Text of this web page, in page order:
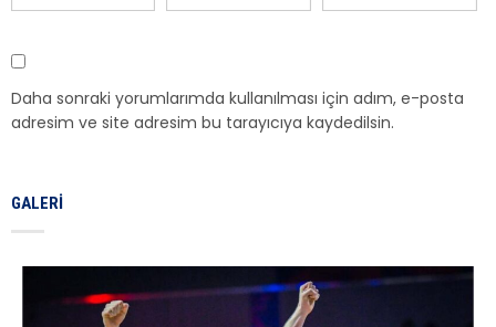
Daha sonraki yorumlarımda kullanılması için adım, e-posta
adresim ve site adresim bu tarayıcıya kaydedilsin.
GALERI